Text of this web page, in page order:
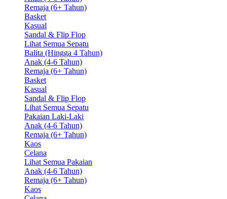
Remaja (6+ Tahun)
Basket
Kasual
Sandal & Flip Flop
Lihat Semua Sepatu
Balita (Hingga 4 Tahun)
Anak (4-6 Tahun)
Remaja (6+ Tahun)
Basket
Kasual
Sandal & Flip Flop
Lihat Semua Sepatu
Pakaian Laki-Laki
Anak (4-6 Tahun)
Remaja (6+ Tahun)
Kaos
Celana
Lihat Semua Pakaian
Anak (4-6 Tahun)
Remaja (6+ Tahun)
Kaos